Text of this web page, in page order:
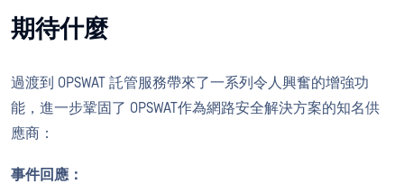
期待什麼
過渡到 OPSWAT 託管服務帶來了一系列令人興奮的增強功
能，進一步鞏固了 OPSWAT作為網路安全解決方案的知名供
應商：
事件回應：